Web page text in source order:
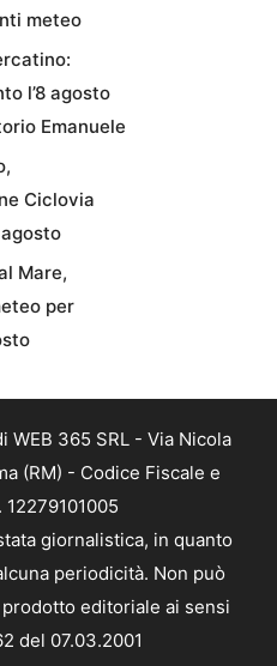
meteo
l’8 agosto
Emanuele
Ciclovia
Mare,
per
365 SRL - Via Nicola
(RM) - Codice Fiscale e
12279101005
giornalistica, in quanto
periodicità. Non può
editoriale ai sensi
del 07.03.2001